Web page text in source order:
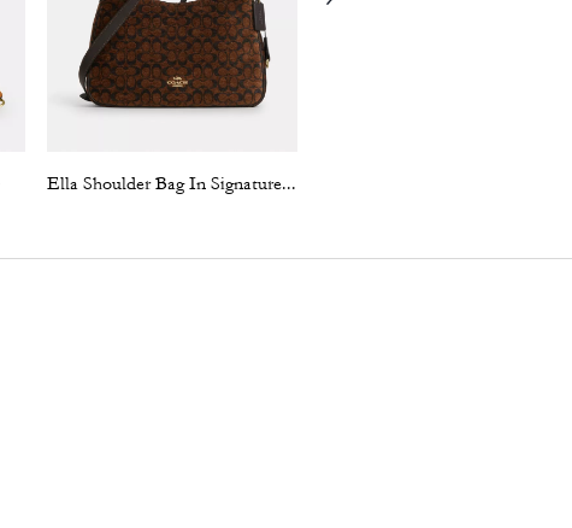
Ella Shoulder Bag In Signature Chenille